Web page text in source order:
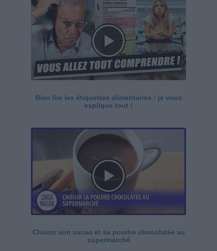
Bien lire les étiquettes alimentaires : je vous
explique tout !
Choisir son cacao et sa poudre chocolatée au
supermarché